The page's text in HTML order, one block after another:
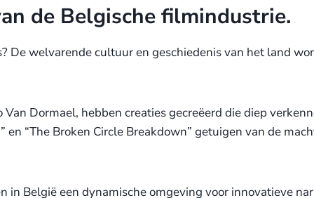
de Belgische filmindustrie.
De welvarende cultuur en geschiedenis van het land
Dormael, hebben creaties gecreëerd die diep
“The Broken Circle Breakdown” getuigen van de
België een dynamische omgeving voor innovatieve